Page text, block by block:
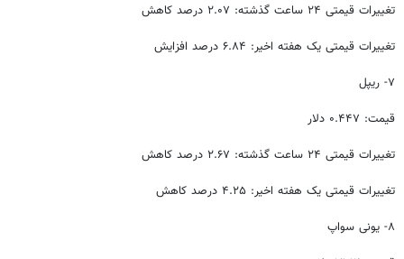
تغییرات قیمتی ۲۴ ساعت گذشته: ۲.۰۷ درصد کاهش
تغییرات قیمتی یک هفته اخیر: ۶.۸۴ درصد افزایش
۷- ریپل
قیمت: ۰.۴۴۷ دلار
تغییرات قیمتی ۲۴ ساعت گذشته: ۲.۶۷ درصد کاهش
تغییرات قیمتی یک هفته اخیر: ۴.۲۵ درصد کاهش
۸- یونی سواپ